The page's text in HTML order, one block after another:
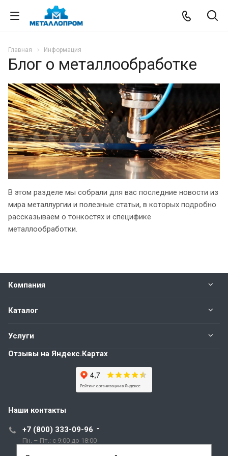
Главная Информация
Блог о металлообработке
В этом разделе мы собрали для вас последние новости из
мира металлургии и полезные статьи, в которых подробно
рассказываем о тонкостях и специфике
металлообработки.
Компания
Каталог
Услуги
Отзывы на Яндекс.Картах
Наши контакты
+7 (800) 333-09-96
Пн. – Пт.: с 9:00 до 18:00